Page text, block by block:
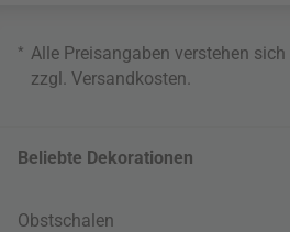
* Alle Preisangaben verstehen
zzgl. Versandkosten
Beliebte Dekorationen
Obstschalen